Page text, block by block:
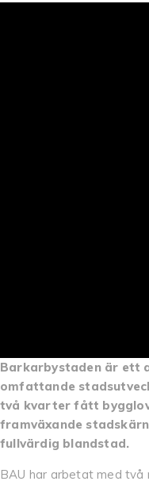
Barkarbystaden är ett
omfattande
två kvarter fått
framväxande
fullvärdig blandstad.
BAU har arbetat med